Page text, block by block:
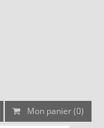
Mon panier (0)